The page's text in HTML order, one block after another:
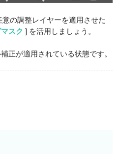
の調整レイヤーを適用させた
スク ] を活用しましょう。
正が適用されている状態です。